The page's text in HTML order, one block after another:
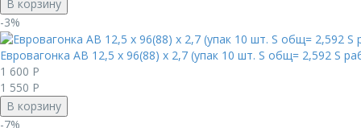
В корзину
-3%
Евровагонка AB 12,5 х 96(88) х 2,7 (упак 10 шт. S общ= 2,592 S
1 600 Р
1 550 Р
В корзину
-7%